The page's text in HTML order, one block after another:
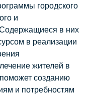
городского
и
в них
в реализации
жителей в
созданию
и потребностям